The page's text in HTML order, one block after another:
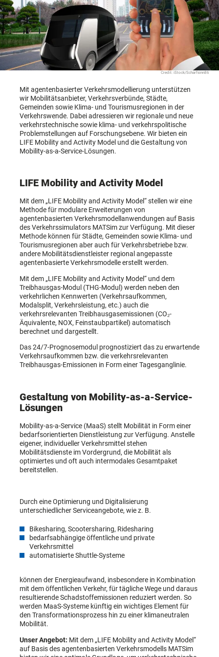
Credit: iStock/Scharfsinn86
Mit agentenbasierter Verkehrsmodellierung unterstützen
wir Mobilitätsanbieter, Verkehrsverbünde, Städte,
Gemeinden sowie Klima- und Tourismusregionen in der
Verkehrswende. Dabei adressieren wir regionale und neue
verkehrstechnische sowie klima- und verkehrspolitische
Problemstellungen auf Forschungsebene. Wir bieten ein
LIFE Mobility and Activity Model und die Gestaltung von
Mobility-as-a-Service-Lösungen.
LIFE Mobility and Activity Model
Mit dem „LIFE Mobility and Activity Model“ stellen wir eine
Methode für modulare Erweiterungen von
agentenbasierten Verkehrsmodellanwendungen auf Basis
des Verkehrssimulators MATSim zur Verfügung. Mit dieser
Methode können für Städte, Gemeinden sowie Klima- und
Tourismusregionen aber auch für Verkehrsbetriebe bzw.
andere Mobilitätsdienstleister regional angepasste
agentenbasierte Verkehrsmodelle erstellt werden.
Mit dem „LIFE Mobility and Activity Model“ und dem
Treibhausgas-Modul (THG-Modul) werden neben den
verkehrlichen Kennwerten (Verkehrsaufkommen,
Modalsplit, Verkehrsleistung, etc.) auch die
verkehrsrelevanten Treibhausgasemissionen (CO₂-​
Äquivalente, NOX, Feinstaubpartikel) automatisch
berechnet und dargestellt.
Das 24/7-Prognosemodul prognostiziert das zu erwartende
Verkehrsaufkommen bzw. die verkehrsrelevanten
Treibhausgas-Emissionen in Form einer Tagesganglinie.
Gestaltung von Mobility-as-a-Service-
Lösungen
Mobility-as-a-Service (MaaS) stellt Mobilität in Form einer
bedarfsorientierten Dienstleistung zur Verfügung. Anstelle
eigener, individueller Verkehrsmittel stehen
Mobilitätsdienste im Vordergrund, die Mobilität als
optimiertes und oft auch intermodales Gesamtpaket
bereitstellen.
Durch eine Optimierung und Digitalisierung
unterschiedlicher Serviceangebote, wie z. B.
Bikesharing, Scootersharing, Ridesharing
bedarfsabhängige öffentliche und private
Verkehrsmittel
automatisierte Shuttle-Systeme
können der Energieaufwand, insbesondere in Kombination
mit dem öffentlichen Verkehr, für tägliche Wege und daraus
resultierende Schadstoffemissionen reduziert werden. So
werden MaaS-Systeme künftig ein wichtiges Element für
den Transformationsprozess hin zu einer klimaneutralen
Mobilität.
Unser Angebot: Mit dem „LIFE Mobility and Activity Model“
auf Basis des agentenbasierten Verkehrsmodells MATSim